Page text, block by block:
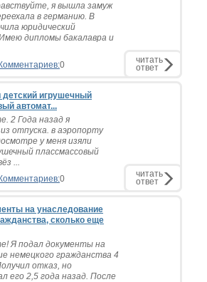
я вышла замуж
в германию. В
юридический
дипломы бакалавра и
Комментариев:0 читать
ответ
детский игрушечный
автомат...
2 Года назад я
отпуска. в аэропорту
у меня изяли
плассмассовый
...
Комментариев:0 читать
ответ
на унаследование
сколько еще
Я подал документы на
немецкого гражданства 4
отказ, но
его 2,5 года назад. После